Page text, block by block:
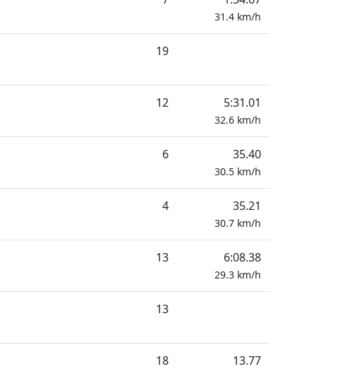
31.4 km/h
19
12 5:31.01
32.6 km/h
6 35.40
30.5 km/h
4 35.21
30.7 km/h
13 6:08.38
29.3 km/h
13
18 13.77